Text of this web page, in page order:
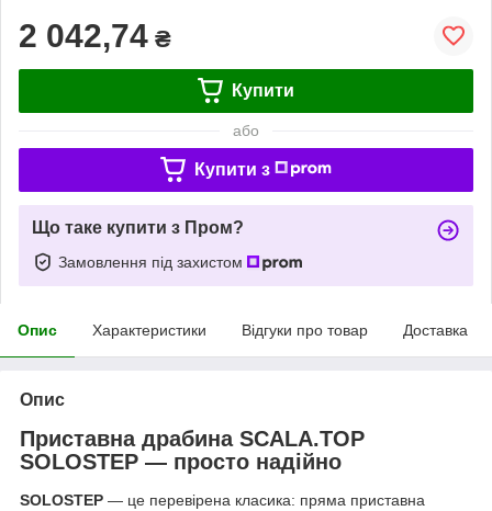
2 042,74 ₴
Купити
або
Купити з
Що таке купити з Пром?
Замовлення під захистом
Опис Характеристики Відгуки про товар Доставка
Опис
Приставна драбина SCALA.TOP
SOLOSTEP — просто надійно
SOLOSTEP — це перевірена класика: пряма приставна